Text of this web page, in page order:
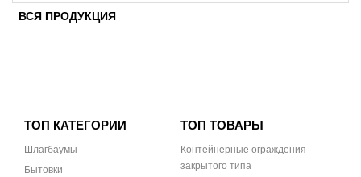
ВСЯ ПРОДУКЦИЯ
ТОП КАТЕГОРИИ
Шлагбаумы
Бытовки
ТОП ТОВАРЫ
Контейнерные ограждения
закрытого типа